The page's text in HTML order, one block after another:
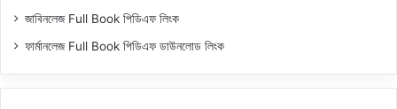
জাবিনলেজ Full Book পিডিএফ লিংক
ফার্মানলেজ Full Book পিডিএফ ডাউনলোড লিংক